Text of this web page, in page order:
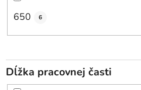
650 6
Dĺžka pracovnej časti